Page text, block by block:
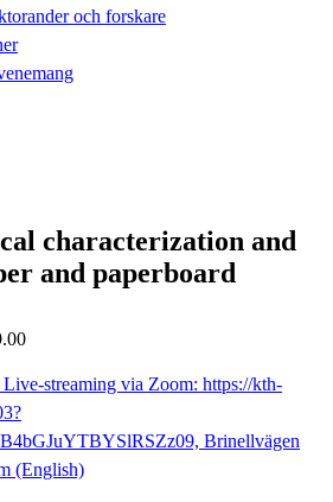
och forskare
characterization and
and paperboard
streaming via Zoom: https://kth-
Brinellvägen
(English)